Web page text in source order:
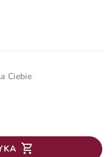
Ciebie